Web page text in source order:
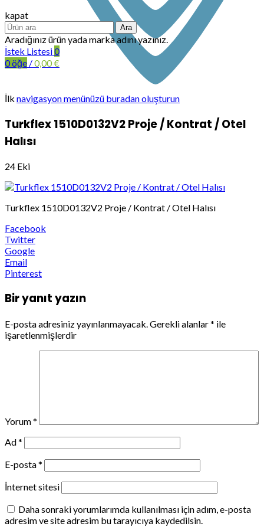
kapat
Ara
Aradığınız ürün yada marka adını yazınız.
İstek Listesi0
0öğe /0,00€
İlk navigasyon menünüzü buradan oluşturun
Turkflex 1510D0132V2 Proje / Kontrat / Otel
Halısı
24 Eki
Turkflex 1510D0132V2 Proje / Kontrat / Otel Halısı
Facebook
Twitter
Google
Email
Pinterest
Bir yanıt yazın
E-posta adresiniz yayınlanmayacak. Gerekli alanlar* ile
işaretlenmişlerdir
Yorum*
Ad*
E-posta*
İnternet sitesi
Daha sonraki yorumlarımda kullanılması için adım, e-posta
adresim ve site adresim bu tarayıcıya kaydedilsin.